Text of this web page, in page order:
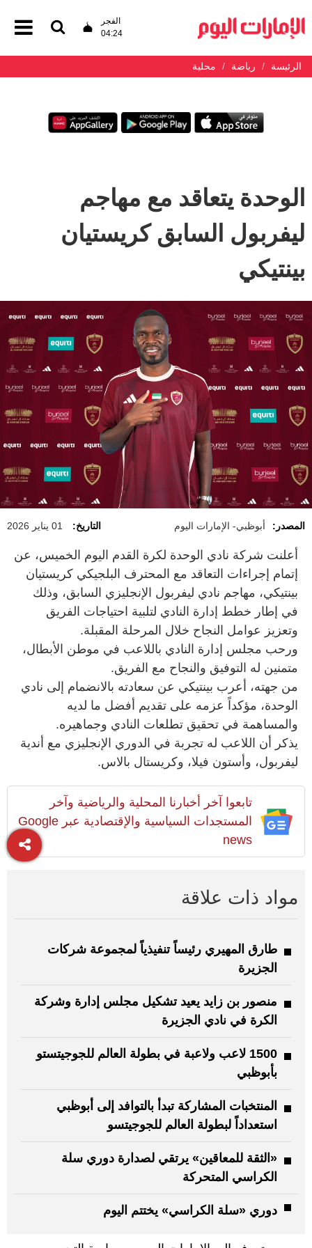
الفجر
04:24
الرئيسة رياضة محلية
الوحدة يتعاقد مع مهاجم
ليفربول السابق كريستيان
بينتيكي
المصدر: أبوظبي- الإمارات اليوم التاريخ: 01 يناير 2026
أعلنت شركة نادي الوحدة لكرة القدم اليوم الخميس، عن
إتمام إجراءات التعاقد مع المحترف البلجيكي كريستيان
بينتيكي، مهاجم نادي ليفربول الإنجليزي السابق، وذلك
في إطار خطط إدارة النادي لتلبية احتياجات الفريق
وتعزيز عوامل النجاح خلال المرحلة المقبلة.
ورحب مجلس إدارة النادي باللاعب في موطن الأبطال،
متمنين له التوفيق والنجاح مع الفريق.
من جهته، أعرب بينتيكي عن سعادته بالانضمام إلى نادي
الوحدة، مؤكداً عزمه على تقديم أفضل ما لديه
والمساهمة في تحقيق تطلعات النادي وجماهيره.
يذكر أن اللاعب له تجربة في الدوري الإنجليزي مع أندية
ليفربول، وأستون فيلا، وكريستال بالاس.
تابعوا آخر أخبارنا المحلية والرياضية وآخر
المستجدات السياسية والإقتصادية عبر Google
news
مواد ذات علاقة
طارق المهيري رئيساً تنفيذياً لمجموعة شركات
الجزيرة
منصور بن زايد يعيد تشكيل مجلس إدارة وشركة
الكرة في نادي الجزيرة
1500 لاعب ولاعبة في بطولة العالم للجوجيتستو
بأبوظبي
المنتخبات المشاركة تبدأ بالتوافد إلى أبوظبي
استعداداً لبطولة العالم للجوجيتسو
«الثقة للمعاقين» يرتقي لصدارة دوري سلة
الكراسي المتحركة
دوري «سلة الكراسي» يختتم اليوم